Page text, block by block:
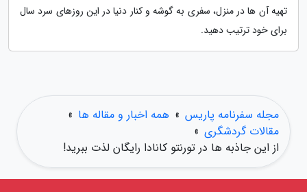
تهیه آن ها در منزل، سفری به گوشه و کنار دنیا در این روزهای سرد سال
برای خود ترتیب دهید.
مجله سفرنامه پاریس » همه اخبار و مقاله ها »
مقالات گردشگری »
از این جاذبه ها در تورنتو کانادا رایگان لذت ببرید!